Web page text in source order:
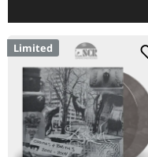
Limited